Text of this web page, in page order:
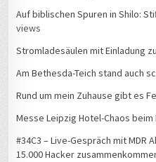
Auf biblischen Spuren in Shilo:
views
Stromladesäulen mit Einladung
Am Bethesda-Teich stand auch
Rund um mein Zuhause gibt es
Messe Leipzig Hotel-Chaos
#34C3 – Live-Gespräch mit MDR
15.000 Hacker